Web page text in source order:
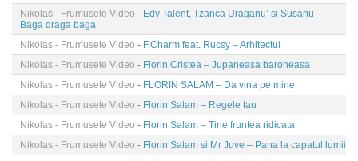
Nikolas - Frumusete Video - Edy Talent, Tzanca Uraganu’ si Susanu –
Baga draga baga
Nikolas - Frumusete Video - F.Charm feat. Rucsy – Arhitectul
Nikolas - Frumusete Video - Florin Cristea – Jupaneasa baroneasa
Nikolas - Frumusete Video - FLORIN SALAM – Da vina pe mine
Nikolas - Frumusete Video - Florin Salam – Regele tau
Nikolas - Frumusete Video - Florin Salam – Tine fruntea ridicata
Nikolas - Frumusete Video - Florin Salam si Mr Juve – Pana la capatul lumii